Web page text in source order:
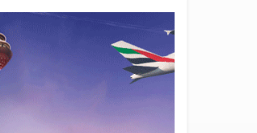
BookingAgora’dan Dubai’ye
iki FAM Trip
8 saat önce
AJet Uçuşlarıyla Rus Turist
İçin Yeni Türkiye Rotası